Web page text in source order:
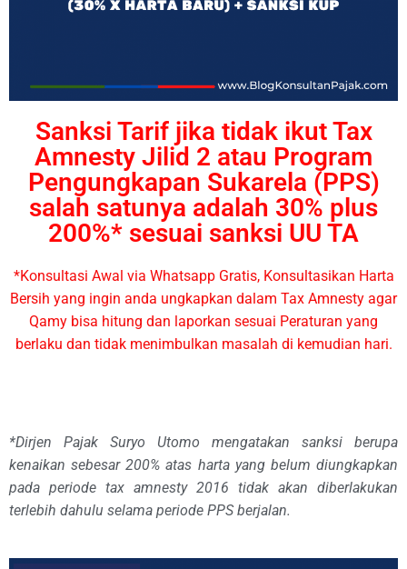
Sanksi Tarif jika tidak ikut Tax
Amnesty Jilid 2 atau Program
Pengungkapan Sukarela (PPS)
salah satunya adalah 30% plus
200%* sesuai sanksi UU TA
*Konsultasi Awal via Whatsapp Gratis, Konsultasikan Harta
Bersih yang ingin anda ungkapkan dalam Tax Amnesty agar
Qamy bisa hitung dan laporkan sesuai Peraturan yang
berlaku dan tidak menimbulkan masalah di kemudian hari.
*Dirjen Pajak Suryo Utomo mengatakan sanksi berupa
kenaikan sebesar 200% atas harta yang belum diungkapkan
pada periode tax amnesty 2016 tidak akan diberlakukan
terlebih dahulu selama periode PPS berjalan.